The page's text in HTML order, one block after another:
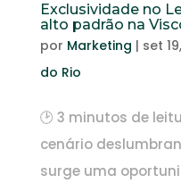
Exclusividade no
alto padrão na
por Marketing | set
do Rio
🕑 3 minutos de
cenário
surge uma